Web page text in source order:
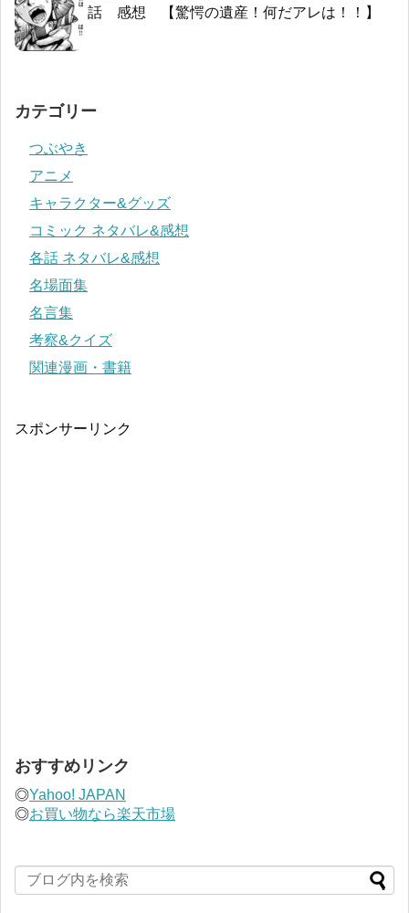
話 感想 【驚愕の遺産！何だアレは！！】
カテゴリー
つぶやき
アニメ
キャラクター&グッズ
コミック ネタバレ&感想
各話 ネタバレ&感想
名場面集
名言集
考察&クイズ
関連漫画・書籍
スポンサーリンク
おすすめリンク
◎Yahoo! JAPAN
◎お買い物なら楽天市場